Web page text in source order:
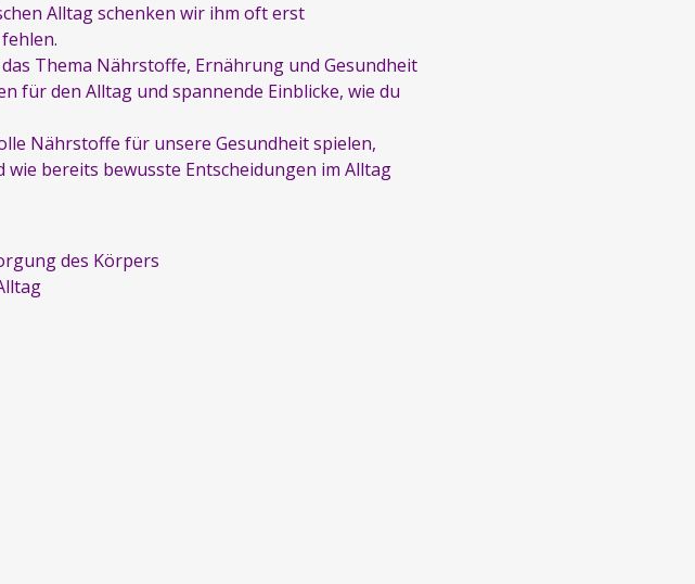
Alltag schenken wir ihm oft erst
Thema Nährstoffe, Ernährung und Gesundheit
für den Alltag und spannende Einblicke, wie du
Nährstoffe für unsere Gesundheit spielen,
bereits bewusste Entscheidungen im Alltag
des Körpers